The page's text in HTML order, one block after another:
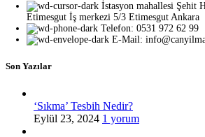
İstasyon mahallesi Şehit
Etimesgut İş merkezi 5/3 Etimesgut Ankara
Telefon: 0531 972 62 99
E-Mail:
Son Yazılar
‘Sıkma’ Tesbih Nedir?
Eylül 23, 2024 1 yorum